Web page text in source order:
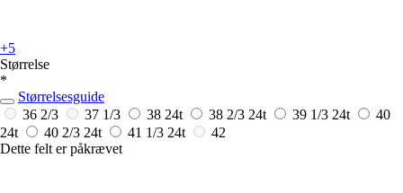
+5
Størrelse
*
Størrelsesguide
36 2/3
37 1/3 38 24t 38 2/3 24t 39 1/3 24t
40
24t
40 2/3 24t 41 1/3 24t
42
Dette felt er påkrævet